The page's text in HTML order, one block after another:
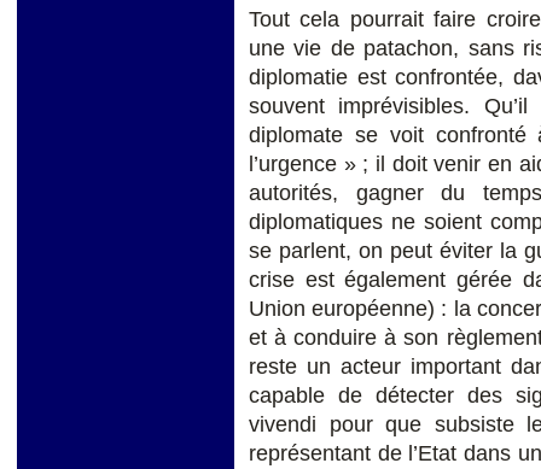
Tout cela pourrait faire
une vie de patachon, sans
diplomatie est confrontée,
souvent imprévisibles.
diplomate se voit
l’urgence » ; il doit venir en
autorités, gagner du
diplomatiques ne soient
se parlent, on peut éviter la
crise est également gérée
Union européenne) : la
et à conduire à son
reste un acteur important
capable de détecter des
vivendi pour que subsiste
représentant de l’Etat dans